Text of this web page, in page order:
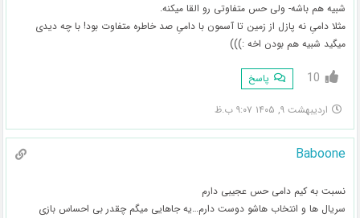
شبیه هم باشه- ولی حس متفاوتی رو القا میکنه.
مثلا دامیِ نه پازل از زمین تا آسمون با دامیِ صد خاطره متفاوت بود! با چه دیدی
میگید شبیه هم بودن اخه :)))
10 پاسخ
اردیبهشت ۹, ۱۴۰۵ ۹:۰۷ ب.ظ
Baboone
نسبت به کیم دامی حس عجیبی دارم
سریال ها و انتخاب هاشو دوست دارم…یه جاهایی میگم چقدر بی احساس بازی